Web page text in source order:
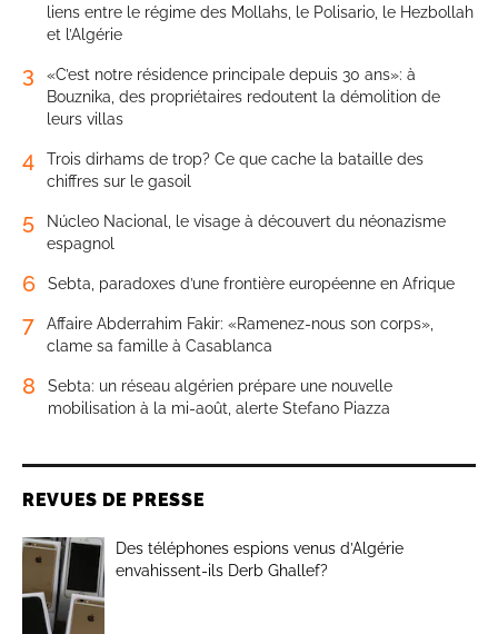
liens entre le régime des Mollahs, le Polisario, le Hezbollah
et l’Algérie
3
«C’est notre résidence principale depuis 30 ans»: à
Bouznika, des propriétaires redoutent la démolition de
leurs villas
4
Trois dirhams de trop? Ce que cache la bataille des
chiffres sur le gasoil
5
Núcleo Nacional, le visage à découvert du néonazisme
espagnol
6 Sebta, paradoxes d’une frontière européenne en Afrique
7
Affaire Abderrahim Fakir: «Ramenez-nous son corps»,
clame sa famille à Casablanca
8
Sebta: un réseau algérien prépare une nouvelle
mobilisation à la mi-août, alerte Stefano Piazza
REVUES DE PRESSE
Des téléphones espions venus d’Algérie
envahissent-ils Derb Ghallef?